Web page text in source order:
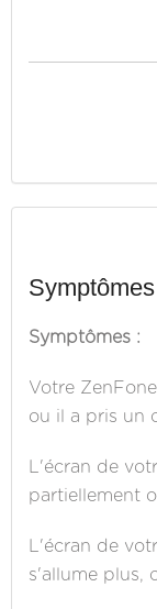
Symptômes :
Votre
ou il a pris un
L'écran de
partiellement
L'écran de
s'allume plus,